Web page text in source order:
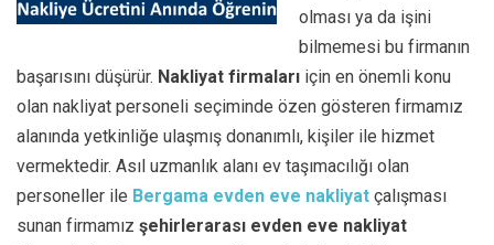
olması ya da işini
bilmemesi bu firmanın
başarısını düşürür. Nakliyat firmaları için en önemli konu
olan nakliyat personeli seçiminde özen gösteren firmamız
alanında yetkinliğe ulaşmış donanımlı, kişiler ile hizmet
vermektedir. Asıl uzmanlık alanı ev taşımacılığı olan
personeller ile Bergama evden eve nakliyat çalışması
sunan firmamız şehirlerarası evden eve nakliyat